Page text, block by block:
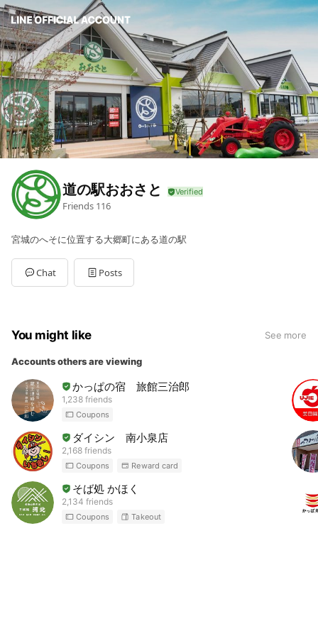
道の駅おおさと
Friends 116
宮城のへそに位置する大郷町にある道の駅
Chat Posts
You might like See more
Accounts others are viewing
かっぱの宿 旅館三治郎
1,238 friends
Coupons
ダイシン 南小泉店
2,168 friends
Coupons Reward card
そば処 かほく
2,134 friends
Coupons Takeout